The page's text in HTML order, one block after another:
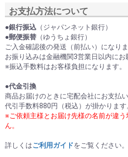
お支払方法について
●銀行振込 （ジャパンネット銀行）
●郵便振替 （ゆうちょ銀行）
ご入金確認後の発送（前払い）になりま
お振り込みは金融機関3営業日以内にお
※振込手数料はお客様負担になります。
●代金引換
商品お届けのときに宅配会社にお支払い
代引手数料880円（税込）が掛かります
※ご依頼主様とお届け先様の名前が違
ん。
詳しくはご利用ガイドをご覧ください。